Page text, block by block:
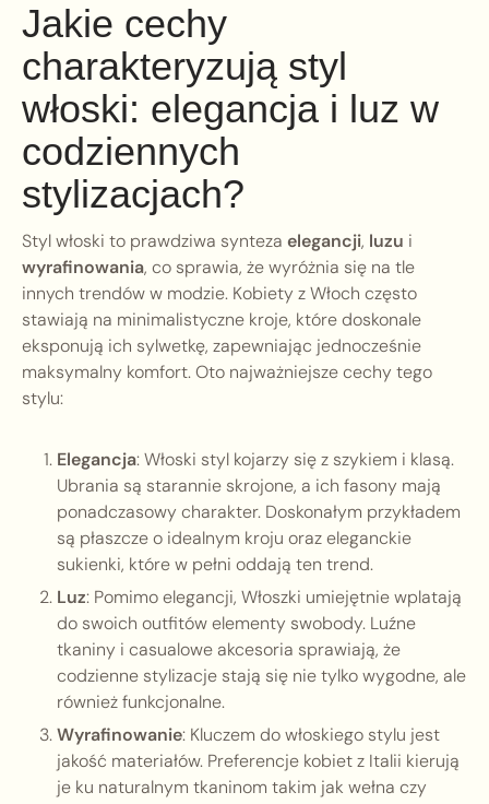
Jakie cechy
charakteryzują styl
włoski: elegancja i luz w
codziennych
stylizacjach?
Styl włoski to prawdziwa synteza elegancji, luzu i
wyrafinowania, co sprawia, że wyróżnia się na tle
innych trendów w modzie. Kobiety z Włoch często
stawiają na minimalistyczne kroje, które doskonale
eksponują ich sylwetkę, zapewniając jednocześnie
maksymalny komfort. Oto najważniejsze cechy tego
stylu:
Elegancja: Włoski styl kojarzy się z szykiem i klasą.
Ubrania są starannie skrojone, a ich fasony mają
ponadczasowy charakter. Doskonałym przykładem
są płaszcze o idealnym kroju oraz eleganckie
sukienki, które w pełni oddają ten trend.
Luz: Pomimo elegancji, Włoszki umiejętnie wplatają
do swoich outfitów elementy swobody. Luźne
tkaniny i casualowe akcesoria sprawiają, że
codzienne stylizacje stają się nie tylko wygodne, ale
również funkcjonalne.
Wyrafinowanie: Kluczem do włoskiego stylu jest
jakość materiałów. Preferencje kobiet z Italii kierują
je ku naturalnym tkaninom takim jak wełna czy